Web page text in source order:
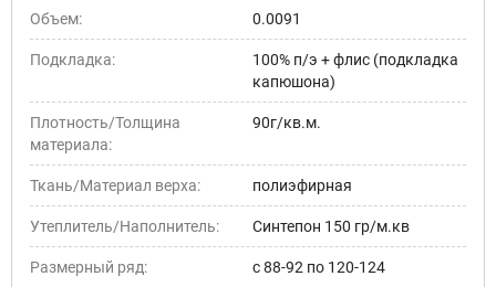
Объем: 0.0091
Подкладка:
100% п/э + флис (подкладка
капюшона)
Плотность/Толщина
материала:
90г/кв.м.
Ткань/Материал верха: полиэфирная
Утеплитель/Наполнитель: Синтепон 150 гр/м.кв
Размерный ряд: с 88-92 по 120-124